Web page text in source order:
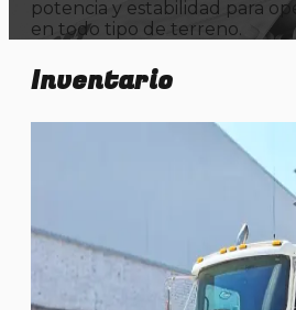
potencia y estabilidad para
en todo tipo de terreno.
Inventario